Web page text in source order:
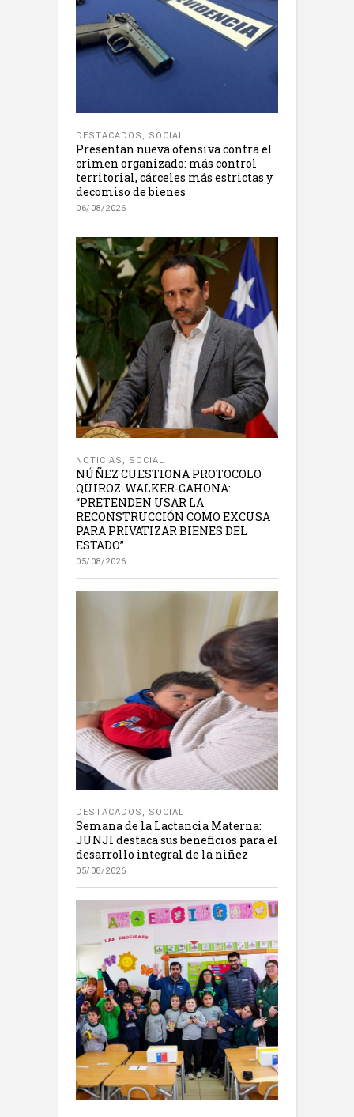
DESTACADOS , SOCIAL
Presentan nueva ofensiva contra el
crimen organizado: más control
territorial, cárceles más estrictas y
decomiso de bienes
06/08/2026
NOTICIAS , SOCIAL
NÚÑEZ CUESTIONA PROTOCOLO
QUIROZ-WALKER-GAHONA:
“PRETENDEN USAR LA
RECONSTRUCCIÓN COMO EXCUSA
PARA PRIVATIZAR BIENES DEL
ESTADO”
05/08/2026
DESTACADOS SOCIAL
Semana de la Lactancia Materna:
JUNJI destaca sus beneficios para el
desarrollo integral de la niñez
05/08/2026